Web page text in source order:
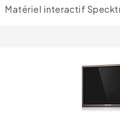
Matériel interactif